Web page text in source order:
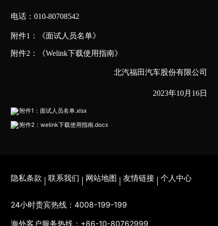
电话：010-80708542
附件1：《面试人员名单》
附件2：《Welink下载使用指南》
北汽福田汽车股份有限公司
2023年10月16日
附件1：面试人员名单.xlsx
附件2：welink下载使用指南.docx
隐私条款 联系我们 网站地图 友情链接 个人中心
24小时贵宾热线： 4008-199-199
海外客户服务热线： +86-10-80762999